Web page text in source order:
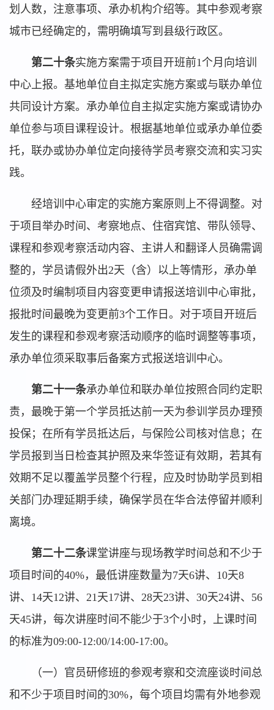
划人数，注意事项、承办机构介绍等。其中参观考察
城市已经确定的，需明确填写到县级行政区。
第二十条实施方案需于项目开班前1个月向培训
中心上报。基地单位自主拟定实施方案或与联办单位
共同设计方案。承办单位自主拟定实施方案或请协办
单位参与项目课程设计。根据基地单位或承办单位委
托，联办或协办单位定向接待学员考察交流和实习实
践。
经培训中心审定的实施方案原则上不得调整。对
于项目举办时间、考察地点、住宿宾馆、带队领导、
课程和参观考察活动内容、主讲人和翻译人员确需调
整的，学员请假外出2天（含）以上等情形，承办单
位须及时编制项目内容变更申请报送培训中心审批，
报批时间最晚为变更前3个工作日。对于项目开班后
发生的课程和参观考察活动顺序的临时调整等事项，
承办单位须采取事后备案方式报送培训中心。
第二十一条承办单位和联办单位按照合同约定职
责，最晚于第一个学员抵达前一天为参训学员办理预
投保；在所有学员抵达后，与保险公司核对信息；在
学员报到当日检查其护照及来华签证有效期，若其有
效期不足以覆盖学员整个行程，应及时协助学员到相
关部门办理延期手续，确保学员在华合法停留并顺利
离境。
第二十二条课堂讲座与现场教学时间总和不少于
项目时间的40%，最低讲座数量为7天6讲、10天8
讲、14天12讲、21天17讲、28天23讲、30天24讲、56
天45讲，每次讲座时间不能少于3个小时，上课时间
的标准为09:00-12:00/14:00-17:00。
（一）官员研修班的参观考察和交流座谈时间总
和不少于项目时间的30%，每个项目均需有外地参观